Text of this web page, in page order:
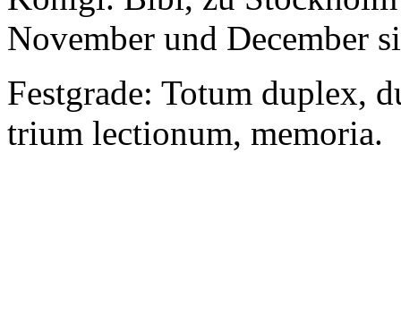
November und December
Festgrade: Totum duplex,
trium lectionum, memoria.